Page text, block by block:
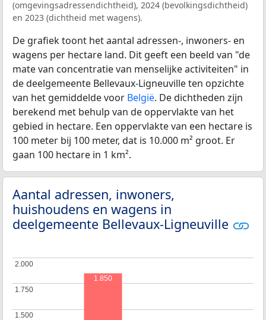
(omgevingsadressendichtheid), 2024 (bevolkingsdichtheid)
en 2023 (dichtheid met wagens).
De grafiek toont het aantal adressen-, inwoners- en
wagens per hectare land. Dit geeft een beeld van "de
mate van concentratie van menselijke activiteiten" in
de deelgemeente Bellevaux-Ligneuville ten opzichte
van het gemiddelde voor België. De dichtheden zijn
berekend met behulp van de oppervlakte van het
gebied in hectare. Een oppervlakte van een hectare is
100 meter bij 100 meter, dat is 10.000 m² groot. Er
gaan 100 hectare in 1 km².
Aantal adressen, inwoners,
huishoudens en wagens in
deelgemeente Bellevaux-Ligneuville
1.500
1.500
1.750
1.750
2.000
2.000
1.850